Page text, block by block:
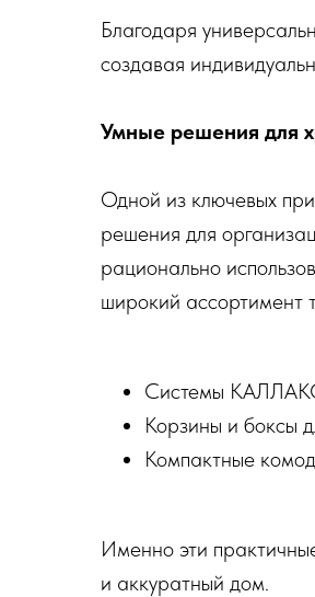
Благодаря
создавая
Умные решения для
Одной из ключевых
решения для
рационально
широкий ассортимент
Системы
Корзины и боксы
Компактные
Именно эти
и аккуратный дом.